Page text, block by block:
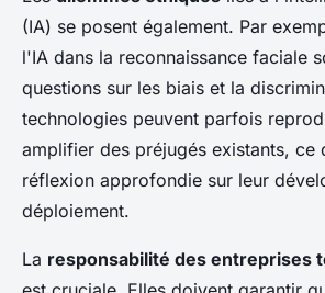
(IA) se posent également. Par
l'IA dans la reconnaissance faciale
questions sur les biais et la
technologies peuvent parfois
amplifier des préjugés existants, ce
réflexion approfondie sur leur
déploiement.
La responsabilité des entreprises